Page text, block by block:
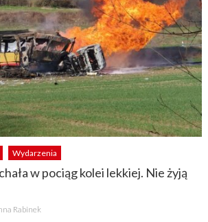
Wydarzenia
w pociąg kolei lekkiej. Nie żyją
Rabinek